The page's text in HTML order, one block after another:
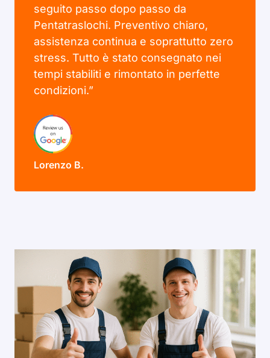
seguito passo dopo passo da
Pentatraslochi. Preventivo chiaro,
assistenza continua e soprattutto zero
stress. Tutto è stato consegnato nei
tempi stabiliti e rimontato in perfette
condizioni.”
Lorenzo B.